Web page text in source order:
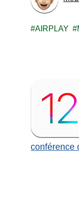
AIRPLAY
conférence